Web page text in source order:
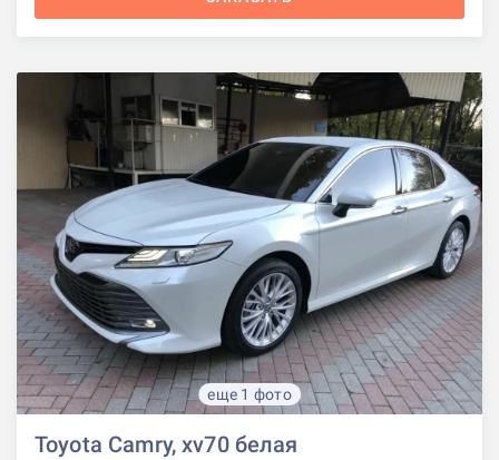
еще 1 фото
Toyota Camry, xv70 белая